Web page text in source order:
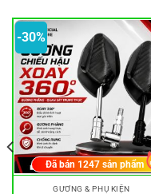
-30%
GƯƠNG & PHỤ KIỆN
Đã bán 1247sản phẩm